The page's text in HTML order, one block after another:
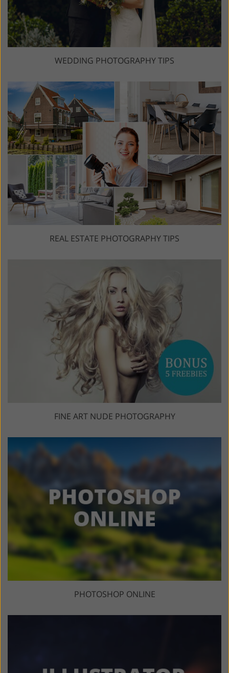
WEDDING PHOTOGRAPHY TIPS
REAL ESTATE PHOTOGRAPHY TIPS
FINE ART NUDE PHOTOGRAPHY
PHOTOSHOP ONLINE